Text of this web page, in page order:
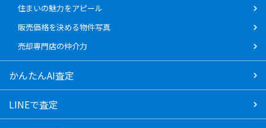
住まいの魅力をアピール
販売価格を決める物件写真
売却専門店の仲介力
かんたんAI査定
LINEで査定